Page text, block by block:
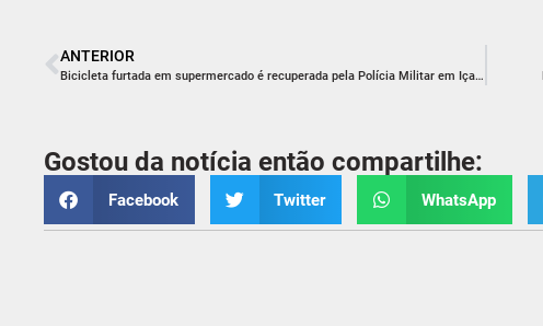
ANTERIOR
Bicicleta furtada em supermercado é recuperada pela Polícia Militar em Içara
Gostou da notícia então compartilhe:
Facebook Twitter WhatsApp